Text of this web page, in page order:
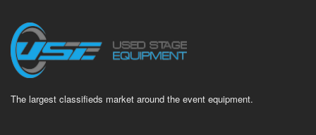
The largest classifieds market around the event equipment.